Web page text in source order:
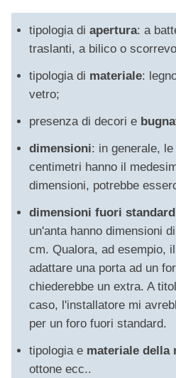
tipologia di apertura: a
traslanti, a bilico o
tipologia di materiale:
vetro;
presenza di decori e
dimensioni: in generale,
centimetri hanno il
dimensioni, potrebbe
dimensioni fuori
un'anta hanno dimensioni
cm. Qualora, ad esempio,
adattare una porta ad un
chiederebbe un extra. A
caso, l'installatore mi
per un foro fuori standard.
tipologia e materiale della
ottone ecc..